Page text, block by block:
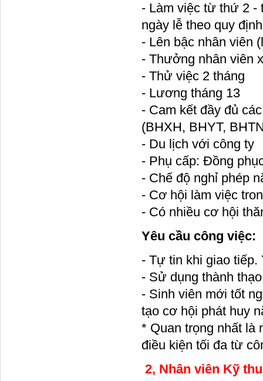
- Làm việc từ thứ 2 -
ngày lễ theo quy định
- Lên bậc nhân viên
- Thưởng nhân viên
- Thử việc 2 tháng
- Lương tháng 13
- Cam kết đầy đủ
(BHXH, BHYT,
- Du lịch với công ty
- Phụ cấp: Đồng
- Chế độ nghỉ phép
- Cơ hội làm việc
- Có nhiều cơ hội
Yêu cầu công việc:
- Tự tin khi giao tiếp.
- Sử dụng thành
- Sinh viên mới tốt
tạo cơ hội phát huy
* Quan trọng nhất là
điều kiện tối đa từ
2, Nhân viên Kỹ